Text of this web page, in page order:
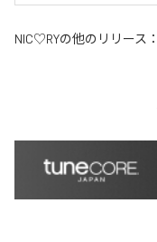
NIC♡RYの他のリリース：